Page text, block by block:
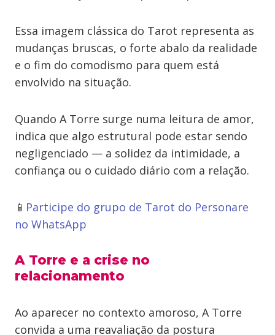
Essa imagem clássica do Tarot representa as
mudanças bruscas, o forte abalo da realidade
e o fim do comodismo para quem está
envolvido na situação.
Quando A Torre surge numa leitura de amor,
indica que algo estrutural pode estar sendo
negligenciado — a solidez da intimidade, a
confiança ou o cuidado diário com a relação.
📱 Participe do grupo de Tarot do Personare
no WhatsApp
A Torre e a crise no
relacionamento
Ao aparecer no contexto amoroso, A Torre
convida a uma reavaliação da postura